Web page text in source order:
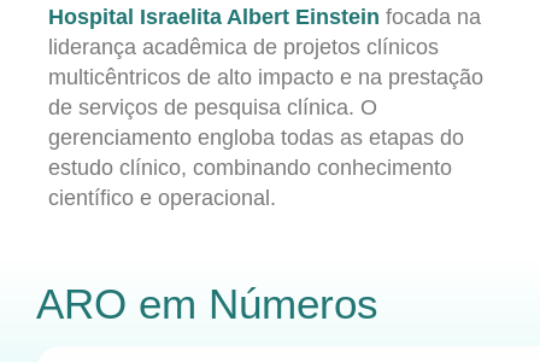
Hospital Israelita Albert Einstein focada na
liderança acadêmica de projetos clínicos
multicêntricos de alto impacto e na prestação
de serviços de pesquisa clínica. O
gerenciamento engloba todas as etapas do
estudo clínico, combinando conhecimento
científico e operacional.
ARO em Números